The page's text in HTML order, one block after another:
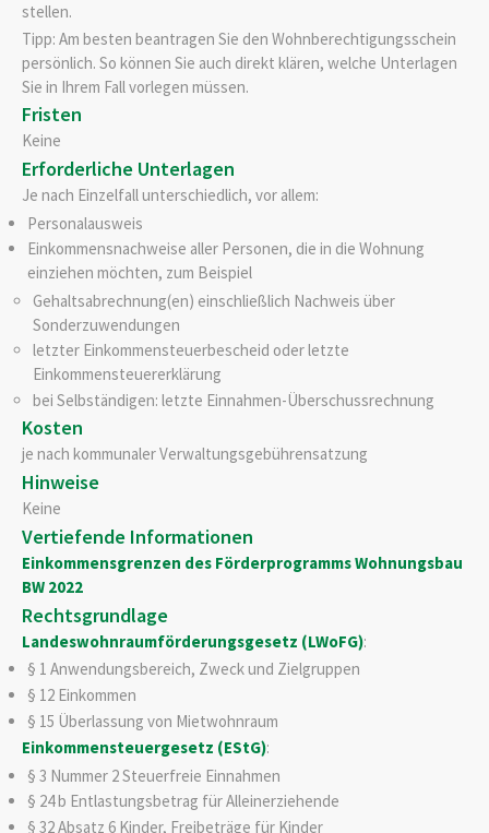
stellen.
Tipp: Am besten beantragen Sie den Wohnberechtigungsschein
persönlich. So können Sie auch direkt klären, welche Unterlagen
Sie in Ihrem Fall vorlegen müssen.
Fristen
Keine
Erforderliche Unterlagen
Je nach Einzelfall unterschiedlich, vor allem:
Personalausweis
Einkommensnachweise aller Personen, die in die Wohnung
einziehen möchten, zum Beispiel
Gehaltsabrechnung(en) einschließlich Nachweis über
Sonderzuwendungen
letzter Einkommensteuerbescheid oder letzte
Einkommensteuererklärung
bei Selbständigen: letzte Einnahmen-Überschussrechnung
Kosten
je nach kommunaler Verwaltungsgebührensatzung
Hinweise
Keine
Vertiefende Informationen
Einkommensgrenzen des Förderprogramms Wohnungsbau
BW 2022
Rechtsgrundlage
Landeswohnraumförderungsgesetz (LWoFG):
§ 1 Anwendungsbereich, Zweck und Zielgruppen
§ 12 Einkommen
§ 15 Überlassung von Mietwohnraum
Einkommensteuergesetz (EStG):
§ 3 Nummer 2 Steuerfreie Einnahmen
§ 24 b Entlastungsbetrag für Alleinerziehende
§ 32 Absatz 6 Kinder, Freibeträge für Kinder